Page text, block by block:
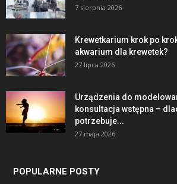
7 sierpnia 2026
Krewetkarium krok po
akwarium dla krewetek?
27 lipca 2026
Urządzenia do
konsultacja wstępna –
potrzebuje...
27 maja 2026
POPULARNE POSTY